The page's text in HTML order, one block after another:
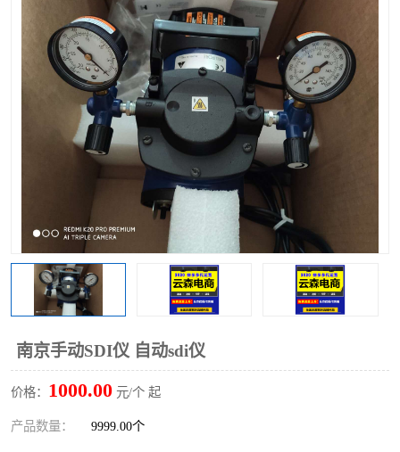
南京手动SDI仪 自动sdi仪
价格： 1000.00 元/个 起
产品数量： 9999.00个